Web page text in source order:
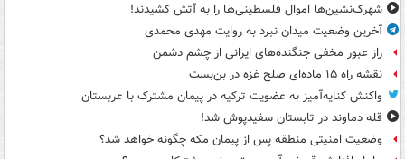
شهرک‌نشین‌ها اموال فلسطینی‌ها را به آتش کشیدند!
آخرین وضعیت میدان نبرد به روایت مهدی محمدی
راز عبور مخفی جنگنده‌های ایرانی از چشم دشمن
نقشه راه ۱۵ ماده‌ای صلح غزه در بن‌بست
واکنش کنایه‌آمیز به عضویت ترکیه در پیمان مشترک با عربستان
قله دماوند در تابستان سفیدپوش شد!
وضعیت امنیتی منطقه پس از پیمان مکه چگونه خواهد شد؟